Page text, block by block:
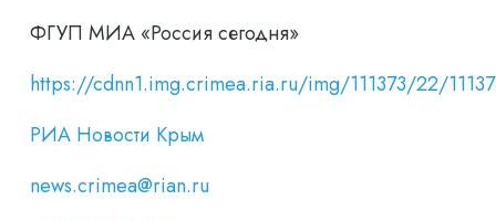
ФГУП МИА «Россия сегодня»
https://cdnn1.img.crimea.ria.ru/img/111373/22/
РИА Новости Крым
news.crimea@rian.ru